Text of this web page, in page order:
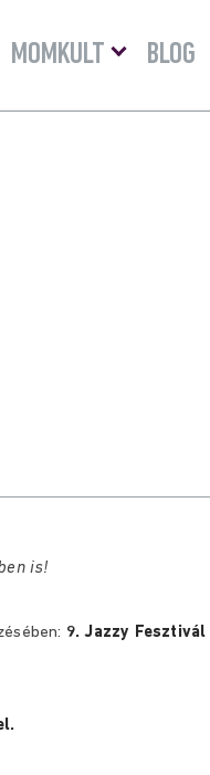
MOMKULT
Menü
lenyitása
BLOG
is!
9. Jazzy Fesztivál